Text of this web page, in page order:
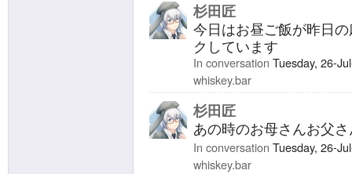
杉田匠
今日はお昼ご飯が昨日
クしています
In conversation Tuesday, 26-
whiskey.bar
杉田匠
あの時のお母さんお父
In conversation Tuesday, 26-
whiskey.bar